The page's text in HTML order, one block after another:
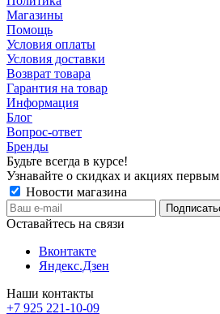
Магазины
Помощь
Условия оплаты
Условия доставки
Возврат товара
Гарантия на товар
Информация
Блог
Вопрос-ответ
Бренды
Будьте всегда в курсе!
Узнавайте о скидках и акциях первым
Новости магазина
Оставайтесь на связи
Вконтакте
Яндекс.Дзен
Наши контакты
+7 925 221-10-09